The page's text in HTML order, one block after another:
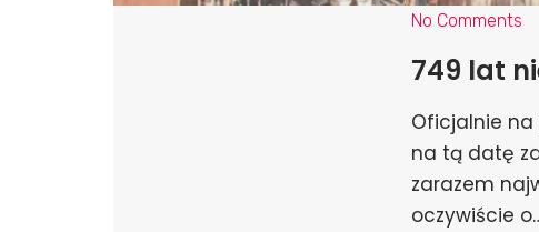
No Comments
749 lat
Oficjalnie na
na tą datę
zarazem
oczywiście